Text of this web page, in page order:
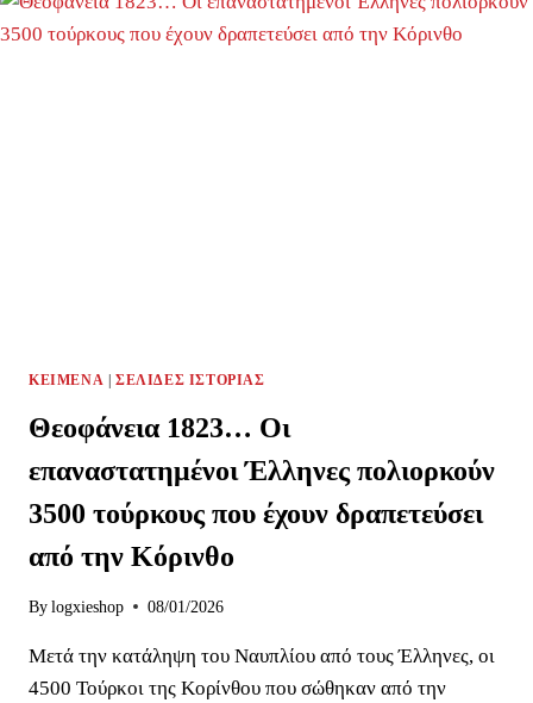
ΒΑΣΊΛΙΣΣΑ
ΦΡΕΙΔΕΡΊΚΗ
ΚΕΊΜΕΝΑ ΣΕΛΊΔΕΣ ΙΣΤΟΡΊΑΣ
Θεοφάνεια 1823… Οι
επαναστατημένοι Έλληνες πολιορκούν
3500 τούρκους που έχουν δραπετεύσει
από την Κόρινθο
By logxieshop 08/01/2026
Μετά την κατάληψη του Ναυπλίου από τους Έλληνες, οι
4500 Τούρκοι της Κορίνθου που σώθηκαν από την